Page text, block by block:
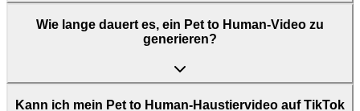
Wie lange dauert es, ein Pet to Human-Video zu
generieren?
Kann ich mein Pet to Human-Haustiervideo auf TikTok